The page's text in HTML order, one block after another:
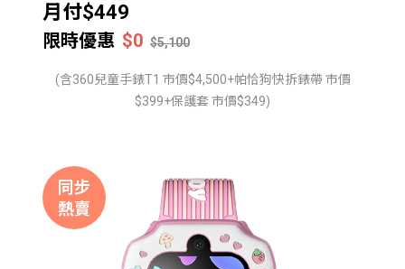
月付$449
限時優惠 $0 $5,100
(含360兒童手錶T1 市價$4,500+帕恰狗快拆錶帶 市價
$399+保護套 市價$349)
同步
熱賣